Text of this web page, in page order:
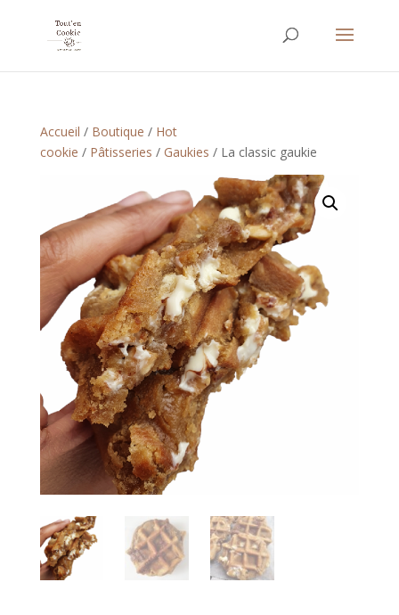
Accueil / Boutique / Hot
cookie / Pâtisseries / Gaukies / La classic gaukie